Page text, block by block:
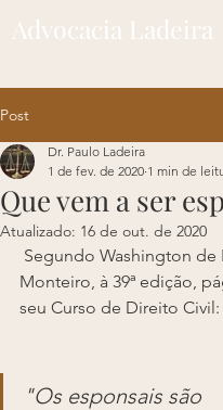
Advocacia Ladeira
Post
Que vem a ser
Dr. Paulo Ladeira
1 de fev. de 2020 1 min de
Atualizado: 16 de out. de 2020
Monteiro, à 39ª edição,
seu Curso de Direito Civil:
"Os esponsais são